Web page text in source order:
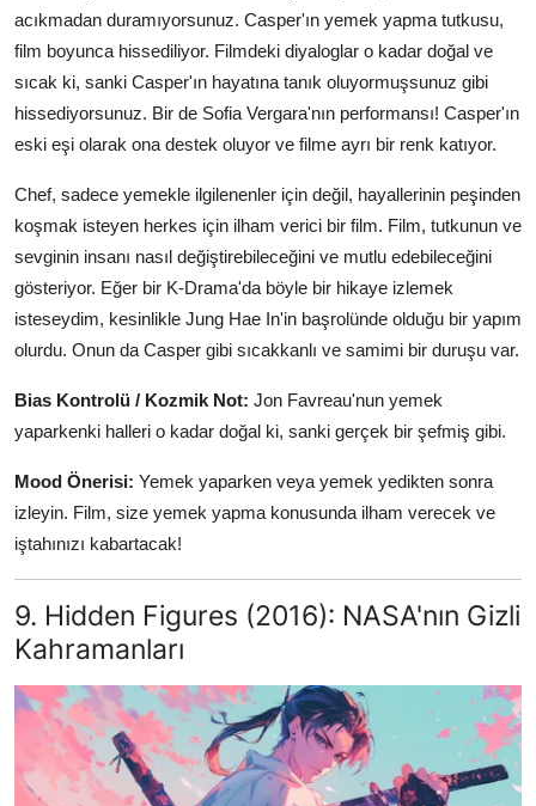
acıkmadan duramıyorsunuz. Casper'ın yemek yapma tutkusu,
film boyunca hissediliyor. Filmdeki diyaloglar o kadar doğal ve
sıcak ki, sanki Casper'ın hayatına tanık oluyormuşsunuz gibi
hissediyorsunuz. Bir de Sofia Vergara'nın performansı! Casper'ın
eski eşi olarak ona destek oluyor ve filme ayrı bir renk katıyor.
Chef, sadece yemekle ilgilenenler için değil, hayallerinin peşinden
koşmak isteyen herkes için ilham verici bir film. Film, tutkunun ve
sevginin insanı nasıl değiştirebileceğini ve mutlu edebileceğini
gösteriyor. Eğer bir K-Drama'da böyle bir hikaye izlemek
isteseydim, kesinlikle Jung Hae In'in başrolünde olduğu bir yapım
olurdu. Onun da Casper gibi sıcakkanlı ve samimi bir duruşu var.
Bias Kontrolü / Kozmik Not: Jon Favreau'nun yemek
yaparkenki halleri o kadar doğal ki, sanki gerçek bir şefmiş gibi.
Mood Önerisi: Yemek yaparken veya yemek yedikten sonra
izleyin. Film, size yemek yapma konusunda ilham verecek ve
iştahınızı kabartacak!
9. Hidden Figures (2016): NASA'nın Gizli
Kahramanları